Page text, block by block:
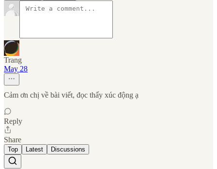
Trang
May 28
Cảm ơn chị về bài viết, đọc thấy xúc động ạ
Reply
Share
Top Latest Discussions